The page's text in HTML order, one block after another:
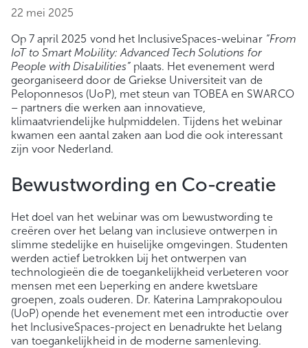
22 mei 2025
Op 7 april 2025 vond het InclusiveSpaces-webinar “From
IoT to Smart Mobility: Advanced Tech Solutions for
People with Disabilities”plaats. Het evenement werd
georganiseerd door de Griekse Universiteit van de
Peloponnesos (UoP), met steun van TOBEA en SWARCO
– partners die werken aan innovatieve,
klimaatvriendelijke hulpmiddelen. Tijdens het webinar
kwamen een aantal zaken aan bod die ook interessant
zijn voor Nederland.
Bewustwording en Co-creatie
Het doel van het webinar was om bewustwording te
creëren over het belang van inclusieve ontwerpen in
slimme stedelijke en huiselijke omgevingen. Studenten
werden actief betrokken bij het ontwerpen van
technologieën die de toegankelijkheid verbeteren voor
mensen met een beperking en andere kwetsbare
groepen, zoals ouderen. Dr. Katerina Lamprakopoulou
(UoP) opende het evenement met een introductie over
het InclusiveSpaces-project en benadrukte het belang
van toegankelijkheid in de moderne samenleving.